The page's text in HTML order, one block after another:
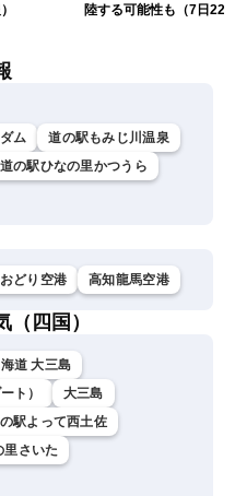
陸する可能性も（7日22
ム
道の駅もみじ川温泉
道の駅ひなの里かつうら
どり空港 高知龍馬空港
四国）
道 大三島
ト）
大三島
駅よって西土佐
里さいた